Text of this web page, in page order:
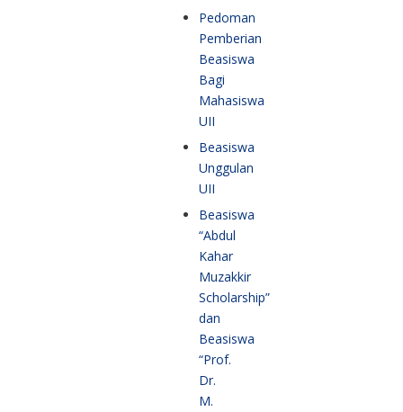
Pedoman
Pemberian
Beasiswa
Bagi
Mahasiswa
UII
Beasiswa
Unggulan
UII
Beasiswa
“Abdul
Kahar
Muzakkir
Scholarship”
dan
Beasiswa
“Prof.
Dr.
M.